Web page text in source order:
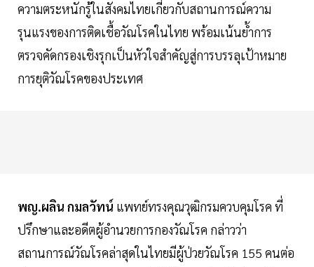
ความตระหนักรู้ในสังคมไทยเกี่ยวกับสถานการณ์ความ
รุนแรงของการติดเชื้อวัณโรคในไทย พร้อมเน้นย้ำการ
ตรวจคัดกรองเชิงรุกเป็นหัวใจสำคัญสู่การบรรลุเป้าหมาย
การยุติวัณโรคของประเทศ
พญ.ผลิน กมลวัทน์ แพทย์ทรงคุณวุฒิกรมควบคุมโรค ที่
ปรึกษาและอดีตผู้อำนวยการกองวัณโรค กล่าวว่า
สถานการณ์วัณโรคล่าสุดในไทยมีผู้ป่วยวัณโรค 155 คนต่อ